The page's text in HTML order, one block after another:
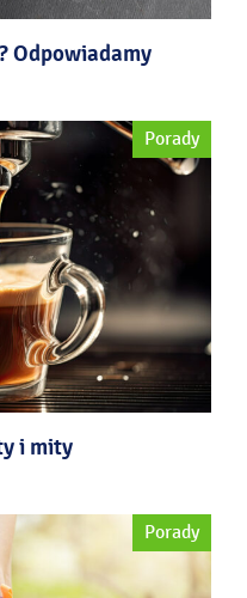
Odpowiadamy
Porady
i mity
Porady